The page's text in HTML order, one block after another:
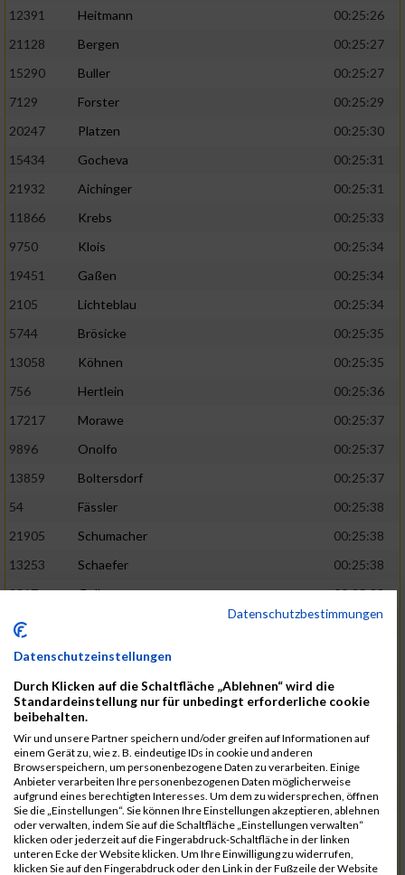
12391
Heitmann
00:25:26
21128
Bergen
00:25:27
15290
Buller
00:25:27
7129
Forster
00:25:29
20247
Platzen
00:25:30
15434
Gocheva
00:25:31
21932
Aichinger
00:25:31
11866
Krebs
00:25:33
9750
Klois
00:25:34
19451
Gaßen
00:25:34
2105
Lichteblau
00:25:34
5744
Brösicke
00:25:35
13058
Köhnen
00:25:35
756
Hertlein
00:25:36
17217
Morawe
00:25:37
9896
Onolfo
00:25:37
13859
Boltersdorf
00:25:37
54
Fässler
00:25:38
21905
Schumacher
00:25:38
13253
Schaefer
00:25:38
2317
Golbar
00:25:38
5561
00:25:38
12006
Laudien
9273
Nicotra
7717
Lades
00:25:38
15581
Adamczak
00:25:38
3162
Heilig
00:25:39
3107
Schork
00:25:40
5888
Regneri
00:25:41
8971
Bien 00:25:42
Datenschutzbestimmungen
Datenschutzeinstellungen
Durch Klicken auf die Schaltfläche „Ablehnen“ wird die
Standardeinstellung nur für unbedingt erforderliche cookie
beibehalten.
Wir und unsere Partner speichern und/oder greifen auf Informationen auf
einem Gerät zu, wie z. B. eindeutige IDs in cookie und anderen
Browserspeichern, um personenbezogene Daten zu verarbeiten. Einige
Anbieter verarbeiten Ihre personenbezogenen Daten möglicherweise
aufgrund eines berechtigten Interesses. Um dem zu widersprechen, öffnen
Sie die „Einstellungen“. Sie können Ihre Einstellungen akzeptieren, ablehnen
oder verwalten, indem Sie auf die Schaltfläche „Einstellungen verwalten“
klicken oder jederzeit auf die Fingerabdruck-Schaltfläche in der linken
unteren Ecke der Website klicken. Um Ihre Einwilligung zu widerrufen,
klicken Sie auf den Fingerabdruck oder den Link in der Fußzeile der Website